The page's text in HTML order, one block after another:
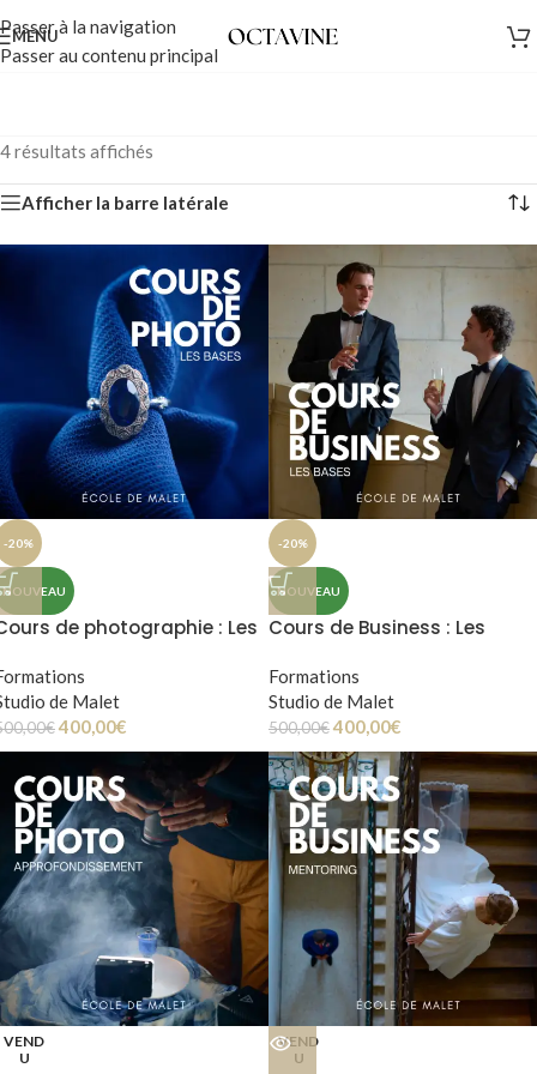
Passer à la navigation
Passer au contenu principal
MENU
4 résultats affichés
Afficher la barre latérale
-20%
NOUVEAU
de photographie : Les
de Malet
€400,00€
-20%
NOUVEAU
Cours de Business : Les
Formations
Studio de Malet
500,00€400,00€
VEND
U
VEND
U